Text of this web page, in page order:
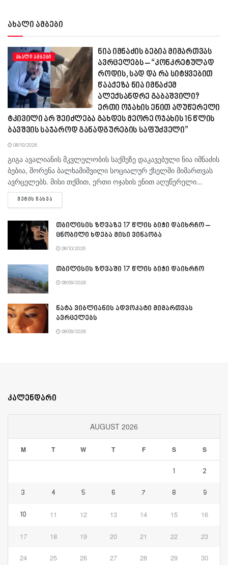
ახალი ამბები
ᲐᲮᲐᲚᲘ ᲐᲛᲑᲔᲑᲘ
ნია იმნაძის ბებია მიმართვას
ავრცელებს – “კონკრეტულად
როდის, სად და რა სიტყვებით
წააქეზა ნია იმნაძემ
ალექსანდრე გაბაშვილი?
ერთი ოჯახის ენით აღუწერელი
ტკივილი არ შეიძლება გახდეს მეორე ოჯახის 16 წლის
ბავშვის საჯაროდ განადგურების საფუძველი”
08/10/2026
გიგა ავა­ლი­ა­ნის მკვლე­ლო­ბის საქ­მე­ზე და­კა­ვე­ბუ­ლი ნია იმ­ნა­ძის
ბე­ბია, შო­რე­ნა ბალ­ხა­მიშ­ვი­ლი სო­ცი­ა­ლურ ქსელ­ში მი­მარ­თვას
ავ­რცე­ლებს. მისი თქმით, ერთი ოჯა­ხის ენით აღუ­წე­რე­ლი...
ᲛᲔᲢᲘᲡ ᲜᲐᲮᲕᲐ
თბილისის ზღვაზე 17 წლის ბიჭი დაიხრჩო –
ცნობილი ხდება მისი ვინაობა
08/10/2026
თბილისის ზღვაში 17 წლის ბიჭი დაიხრჩო
08/09/2026
ნატა ვიბლიანის ადვოკატი მიმართვას
ავრცელებს
08/09/2026
კალენდარი
AUGUST 2026
M T W T F S S
1 2
3 4 5 6 7 8 9
10 11 12 13 14 15 16
17 18 19 20 21 22 23
24 25 26 27 28 29 30